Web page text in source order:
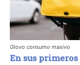
Glovo consumo masivo
En sus